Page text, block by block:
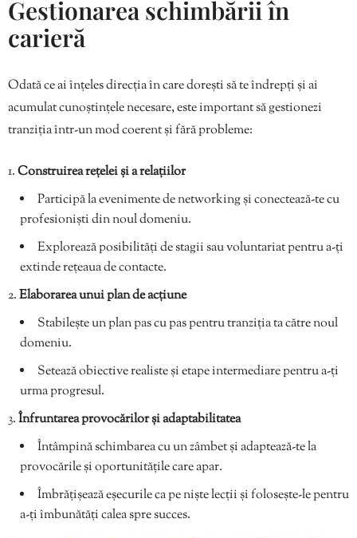
Gestionarea schimbării în
carieră
Odată ce ai înțeles direcția în care dorești să te îndrepți și ai
acumulat cunoștințele necesare, este important să gestionezi
tranziția într-un mod coerent și fără probleme:
Construirea rețelei și a relațiilor
Participă la evenimente de networking și conectează-te cu
profesioniști din noul domeniu.
Explorează posibilități de stagii sau voluntariat pentru a-ți
extinde rețeaua de contacte.
Elaborarea unui plan de acțiune
Stabilește un plan pas cu pas pentru tranziția ta către noul
domeniu.
Setează obiective realiste și etape intermediare pentru a-ți
urma progresul.
Înfruntarea provocărilor și adaptabilitatea
Întâmpină schimbarea cu un zâmbet și adaptează-te la
provocările și oportunitățile care apar.
Îmbrățișează eșecurile ca pe niște lecții și folosește-le pentru
a-ți îmbunătăți calea spre succes.